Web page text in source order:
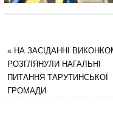
«НА ЗАСІДАННІ
РОЗГЛЯНУЛИ НАГАЛЬНІ
ПИТАННЯ ТАРУТИНСЬКОЇ
ГРОМАДИ